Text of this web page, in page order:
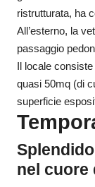
ristrutturata, ha
All’esterno, la
passaggio
Il locale
quasi 50mq (di
superficie
nel cuore